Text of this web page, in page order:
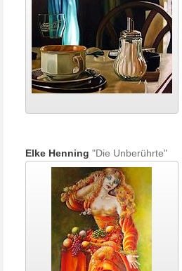
Elke Henning "Die Unberührte"